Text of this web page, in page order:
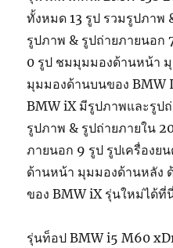
ทั้งหมด 13 รูป รวมรูปภาพ
รูปภาพ & รูปถ่ายภายนอก
0 รูป ชมมุมมองด้านหน้า
มุมมองด้านบนของ BMW
BMW iX มีรูปภาพและรูป
รูปภาพ & รูปถ่ายภายใน
ภายนอก 9 รูป รูปเครื่องย
ด้านหน้า มุมมองด้านหลัง
ของ BMW iX รุ่นใหม่ได้ที่
รุ่นท็อป BMW i5 M60